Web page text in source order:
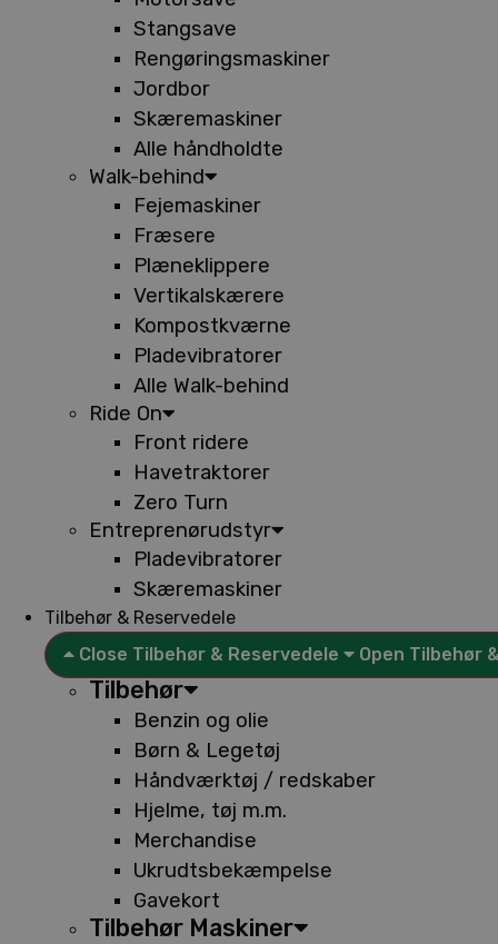
Stangsave
Rengøringsmaskiner
Jordbor
Skæremaskiner
Alle håndholdte
Walk-behind
Fejemaskiner
Fræsere
Plæneklippere
Vertikalskærere
Kompostkværne
Pladevibratorer
Alle Walk-behind
Ride On
Front ridere
Havetraktorer
Zero Turn
Entreprenørudstyr
Pladevibratorer
Skæremaskiner
Tilbehør & Reservedele
Close Tilbehør & Reservedele
Open Tilbehør
Tilbehør
Benzin og olie
Børn & Legetøj
Håndværktøj / redskaber
Hjelme, tøj m.m.
Merchandise
Ukrudtsbekæmpelse
Gavekort
Tilbehør Maskiner